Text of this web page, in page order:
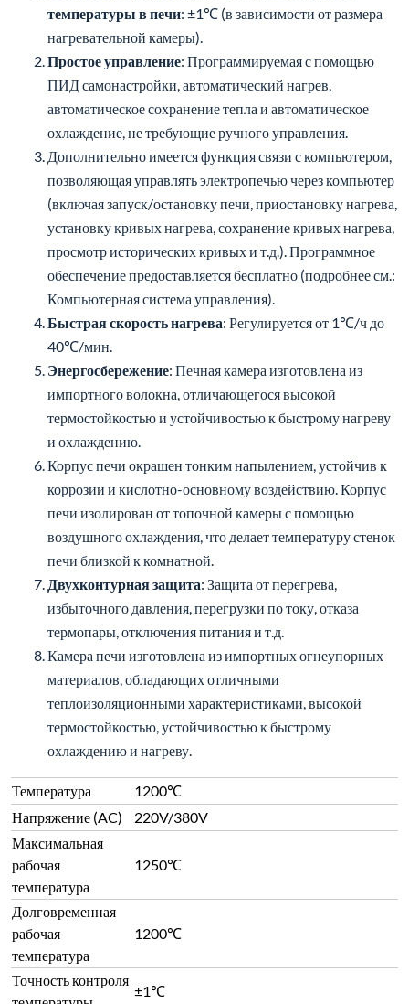
температуры в печи: ±1℃ (в зависимости от размера
нагревательной камеры).
Простое управление: Программируемая с помощью
ПИД самонастройки, автоматический нагрев,
автоматическое сохранение тепла и автоматическое
охлаждение, не требующие ручного управления.
Дополнительно имеется функция связи с компьютером,
позволяющая управлять электропечью через компьютер
(включая запуск/остановку печи, приостановку нагрева,
установку кривых нагрева, сохранение кривых нагрева,
просмотр исторических кривых и т.д.). Программное
обеспечение предоставляется бесплатно (подробнее см.:
Компьютерная система управления).
Быстрая скорость нагрева: Регулируется от 1℃/ч до
40℃/мин.
Энергосбережение: Печная камера изготовлена из
импортного волокна, отличающегося высокой
термостойкостью и устойчивостью к быстрому нагреву
и охлаждению.
Корпус печи окрашен тонким напылением, устойчив к
коррозии и кислотно-основному воздействию. Корпус
печи изолирован от топочной камеры с помощью
воздушного охлаждения, что делает температуру стенок
печи близкой к комнатной.
Двухконтурная защита: Защита от перегрева,
избыточного давления, перегрузки по току, отказа
термопары, отключения питания и т.д.
Камера печи изготовлена из импортных огнеупорных
материалов, обладающих отличными
теплоизоляционными характеристиками, высокой
термостойкостью, устойчивостью к быстрому
охлаждению и нагреву.
Температура
1200℃
Напряжение (AC)
220V/380V
Максимальная
рабочая
температура
1250℃
Долговременная
рабочая
температура
1200℃
Точность контроля
±1℃